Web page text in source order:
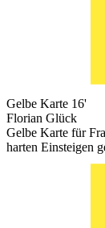
Gelbe Karte 16'
Florian Glück
Gelbe Karte für
harten Einsteigen